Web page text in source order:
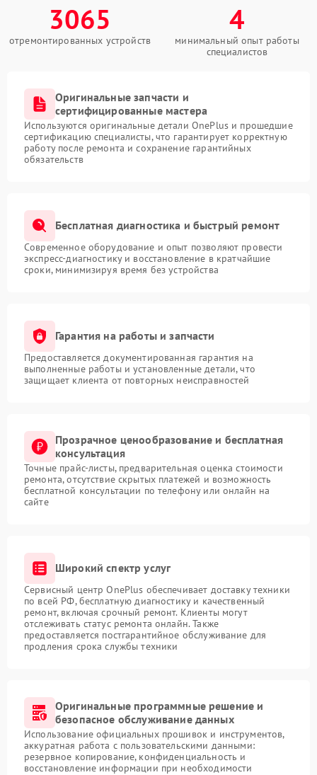
3065
отремонтированных устройств
4
минимальный опыт работы
специалистов
Оригинальные запчасти и
сертифицированные мастера
Используются оригинальные детали OnePlus и прошедшие
сертификацию специалисты, что гарантирует корректную
работу после ремонта и сохранение гарантийных
обязательств
Бесплатная диагностика и быстрый ремонт
Современное оборудование и опыт позволяют провести
экспресс-диагностику и восстановление в кратчайшие
сроки, минимизируя время без устройства
Гарантия на работы и запчасти
Предоставляется документированная гарантия на
выполненные работы и установленные детали, что
защищает клиента от повторных неисправностей
Прозрачное ценообразование и бесплатная
консультация
Точные прайс-листы, предварительная оценка стоимости
ремонта, отсутствие скрытых платежей и возможность
бесплатной консультации по телефону или онлайн на
сайте
Широкий спектр услуг
Сервисный центр OnePlus обеспечивает доставку техники
по всей РФ, бесплатную диагностику и качественный
ремонт, включая срочный ремонт. Клиенты могут
отслеживать статус ремонта онлайн. Также
предоставляется постгарантийное обслуживание для
продления срока службы техники
Оригинальные программные решение и
безопасное обслуживание данных
Использование официальных прошивок и инструментов,
аккуратная работа с пользовательскими данными:
резервное копирование, конфиденциальность и
восстановление информации при необходимости